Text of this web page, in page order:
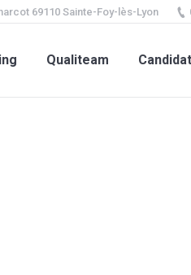
69110 Sainte-Foy-lès-Lyon
Qualiteam Candidat